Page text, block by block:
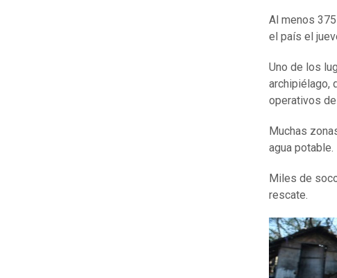
Al menos
el país el
Uno de los
archipiélago,
operativos
Muchas
agua potable.
Miles de
rescate.